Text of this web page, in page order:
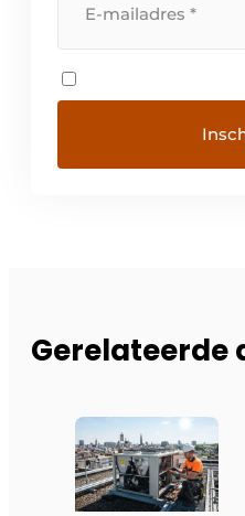
Gerelateerde